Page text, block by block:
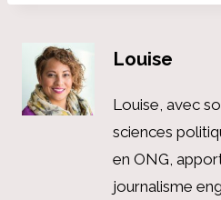
Louise
Louise, avec
sciences
en ONG,
journalisme